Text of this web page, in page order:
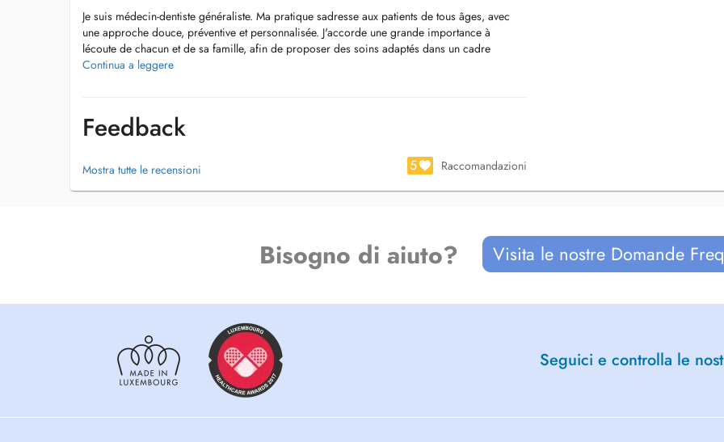
Je suis médecin-dentiste généraliste. Ma pratique sadresse aux patients de tous âges, avec
une approche douce, préventive et personnalisée. J'accorde une grande importance à
lécoute de chacun et de sa famille, afin de proposer des soins adaptés dans un cadre
rassurant et bienveillant.
plus jeune âge, qu'il s'agisse de soins préventifs simples ou de traitements plus complexes
comme les dévitalisations. Par ailleurs, je dispose d'une formation spécialisée en chirurgie
Traitements :
Détartrage / nettoyage et prophylaxie
Dévitalisations
Chirurgie orale (extraction de dents de sagesse incluses)
Continua a leggere
Feedback
Mostra tutte le recensioni 5 Raccomandazioni
Bisogno di aiuto? Visita le nostre Domande
Seguici e controlla le